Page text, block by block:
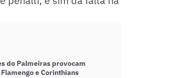
do Palmeiras provocam
e Corinthians